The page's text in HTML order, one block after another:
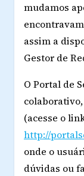
mudamos
assim a
Gestor de
O Portal de
(acesse o
http://
onde o
dúvidas ou